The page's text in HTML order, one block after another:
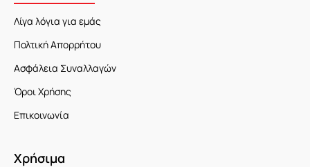
Λίγα λόγια για εμάς
Πολτική Απορρήτου
Ασφάλεια Συναλλαγών
Όροι Χρήσης
Επικοινωνία
Χρήσιμα